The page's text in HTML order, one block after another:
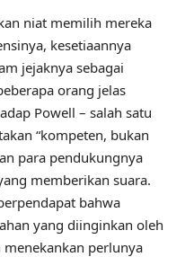
niat memilih mereka
kesetiaannya
jejaknya sebagai
orang jelas
Powell – salah satu
“kompeten, bukan
para pendukungnya
memberikan suara.
bahwa
yang diinginkan oleh
perlunya